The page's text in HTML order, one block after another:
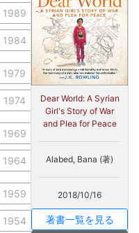
1989
1984
1979
1974
1969
1964
1959
1954
Dear World: A Syrian
Girl's Story of War
and Plea for Peace
Alabed, Bana (著)
2018/10/16
著書一覧を見る